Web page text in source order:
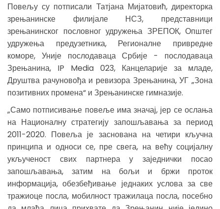
Повељу су потписали Татјана Мијатовић, директорка
зрењанинске филијале НСЗ, представници
зрењанинског пословног удружења ЗРЕПОК, Општег
удружења предузетника, Регионалне привредне
коморе, Уније послодаваца Србије - послодаваца
Зрењанина, IP Media 023, Канцеларије за младе,
Друштва рачуновођа и ревизора Зрењанина, УГ „Зона
позитивних промена“ и Зрењанинске гимназије.
„Само потписивање повеље има значај, јер се ослања
на Националну стратегију запошљавања за период
2011-2020. Повеља је заснована на четири кључна
принципа и односи се, пре свега, на већу социјалну
укљученост свих партнера у заједнички посао
запошљавања, затим на бољи и бржи проток
информација, обезбеђивање једнаких услова за све
тражиоце посла, мобилност тражилаца посла, посебно